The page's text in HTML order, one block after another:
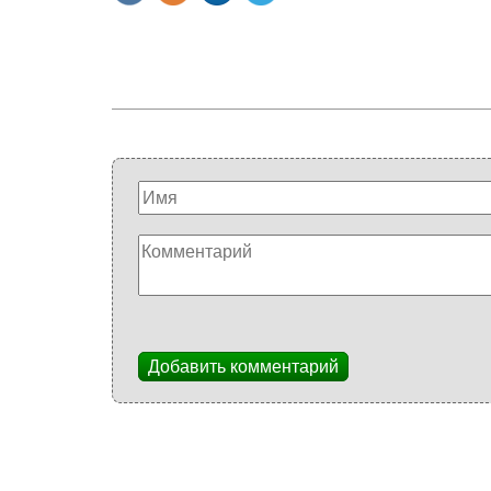
Добавить комментарий